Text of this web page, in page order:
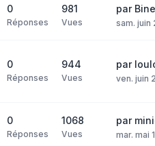
0
Réponses
981
Vues
par
sam. juin
0
Réponses
944
Vues
par
ven. juin
0
Réponses
1068
Vues
par
mar. mai